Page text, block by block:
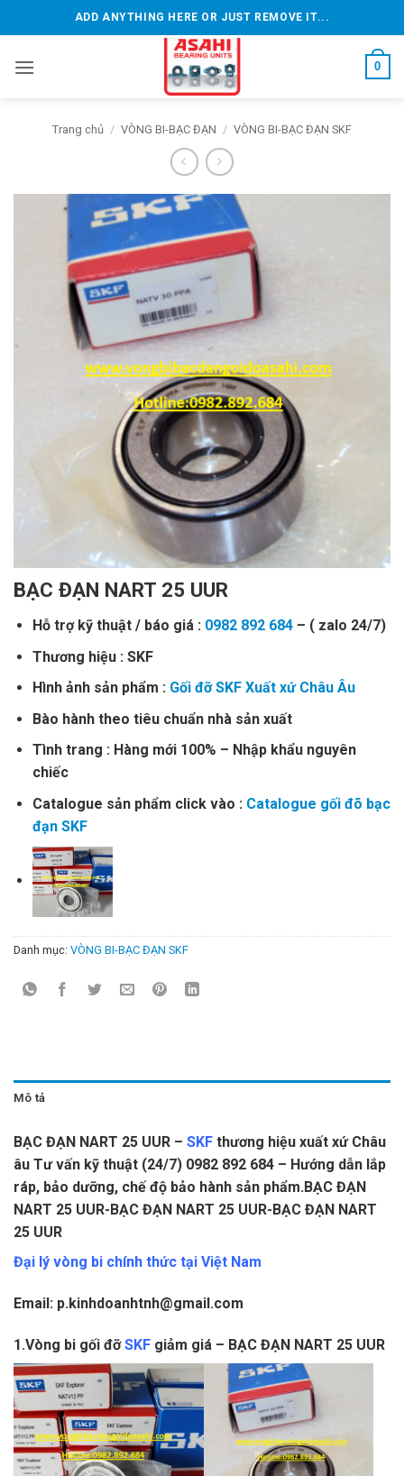
qua
dung
ADD ANYTHING HERE OR JUST REMOVE IT...
0
Trang chủ / VÒNG BI-BẠC ĐẠN / VÒNG BI-BẠC ĐẠN SKF
BẠC ĐẠN NART 25 UUR
Hỗ trợ kỹ thuật / báo giá : 0982 892 684– ( zalo 24/7)
Thương hiệu : SKF
Hình ảnh sản phẩm : Gối đỡ SKF Xuất xứ Châu Âu
Bào hành theo tiêu chuẩn nhà sản xuất
Tình trang : Hàng mới 100% – Nhập khẩu nguyên
chiếc
Catalogue sản phẩm click vào : Catalogue gối đõ bạc
đạn SKF
Danh mục: VÒNG BI-BẠC ĐẠN SKF
Mô tả
BẠC ĐẠN NART 25 UUR – SKF thương hiệu xuất xứ Châu
âu Tư vấn kỹ thuật (24/7) 0982 892 684 – Hướng dẫn lắp
ráp, bảo dưỡng, chế độ bảo hành sản phẩm.BẠC ĐẠN
NART 25 UUR-BẠC ĐẠN NART 25 UUR-BẠC ĐẠN NART
25 UUR
Đại lý vòng bi chính thức tại Việt Nam
Email: p.kinhdoanhtnh@gmail.com
1.Vòng bi gối đỡSKF giảm giá – BẠC ĐẠN NART 25 UUR